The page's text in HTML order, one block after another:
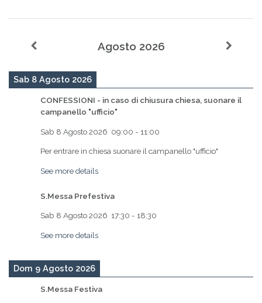
Agosto 2026
Sab 8 Agosto 2026
CONFESSIONI - in caso di chiusura chiesa, suonare il
campanello "ufficio"
Sab 8 Agosto 2026 09:00 - 11:00
Per entrare in chiesa suonare il campanello "ufficio"
See more details
S.Messa Prefestiva
Sab 8 Agosto 2026 17:30 - 18:30
See more details
Dom 9 Agosto 2026
S.Messa Festiva